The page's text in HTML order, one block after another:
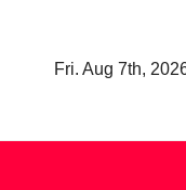
Fri. Aug 7th,